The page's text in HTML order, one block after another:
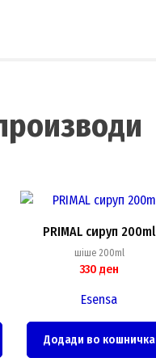
PRIMAL сируп 200ml
шiше 200ml
330 ден
Esensa
Додади во кошничка